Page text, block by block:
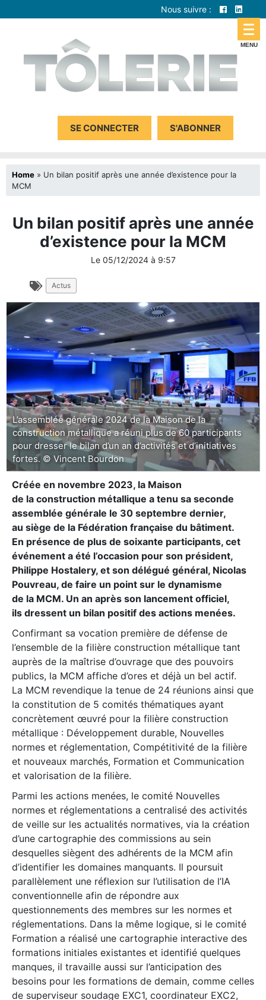
Nous suivre :
SE CONNECTER S'ABONNER
Home » Un bilan positif après une année d’existence pour la
MCM
Un bilan positif après une année
d’existence pour la MCM
Le05/12/2024 à 9:57
Actus
L’assemblée générale 2024 de la Maison de la
construction métallique a réuni plus de 60 participants
pour dresser le bilan d’un an d’activités et d’initiatives
fortes. © Vincent Bourdon
Créée en novembre 2023, la Maison
de la construction métallique a tenu sa seconde
assemblée générale le 30 septembre dernier,
au siège de la Fédération française du bâtiment.
En présence de plus de soixante participants, cet
événement a été l’occasion pour son président,
Philippe Hostalery, et son délégué général, Nicolas
Pouvreau, de faire un point sur le dynamisme
de la MCM. Un an après son lancement officiel,
ils dressent un bilan positif des actions menées.
Confirmant sa vocation première de défense de
l’ensemble de la filière construction métallique tant
auprès de la maîtrise d’ouvrage que des pouvoirs
publics, la MCM affiche d’ores et déjà un bel actif.
La MCM revendique la tenue de 24 réunions ainsi que
la constitution de 5 comités thématiques ayant
concrètement œuvré pour la filière construction
métallique : Développement durable, Nouvelles
normes et réglementation, Compétitivité de la filière
et nouveaux marchés, Formation et Communication
et valorisation de la filière.
Parmi les actions menées, le comité Nouvelles
normes et réglementations a centralisé des activités
de veille sur les actualités normatives, via la création
d’une cartographie des commissions au sein
desquelles siègent des adhérents de la MCM afin
d’identifier les domaines manquants. Il poursuit
parallèlement une réflexion sur l’utilisation de l’IA
conventionnelle afin de répondre aux
questionnements des membres sur les normes et
réglementations. Dans la même logique, si le comité
Formation a réalisé une cartographie interactive des
formations initiales existantes et identifié quelques
manques, il travaille aussi sur l’anticipation des
besoins pour les formations de demain, comme celles
de superviseur soudage EXC1, coordinateur EXC2,